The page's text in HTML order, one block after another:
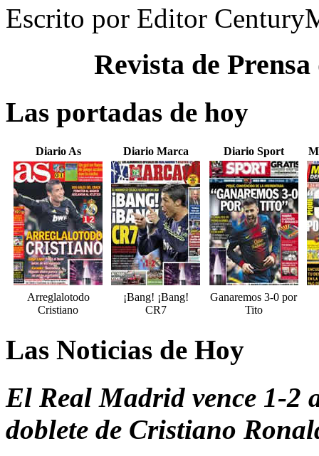
Escrito por Editor
Revista de
Las portadas de hoy
Diario As Diario Marca Diario Sport
Arreglalotodo
Cristiano
¡Bang! ¡Bang!
CR7
Ganaremos 3-0 por
Tito
Las Noticias de Hoy
El Real Madrid vence 1-2
doblete de Cristiano